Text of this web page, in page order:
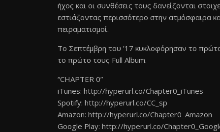
ήχος και οι συνθέσεις τους δανείζονται
εστιάζοντας περισσότερο στην ατμόσφαιρα
πειραματισμοί.
Το Σεπτέμβρη του ’17 κυκλοφόρησαν το
το πρώτο τους Full Album.
“CHAPTER 0”
iTunes: http://hyperurl.co/Chapter0_iTunes
Spotify: http://hyperurl.co/CC_sp
Amazon: http://hyperurl.co/Chapter0_Amazon
Google Play: http://hyperurl.co/